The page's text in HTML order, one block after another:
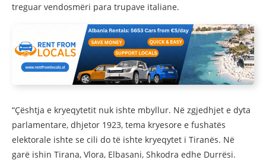
treguar vendosmëri para trupave italiane.
“Çështja e kryeqytetit nuk ishte mbyllur. Në zgjedhjet e dyta
parlamentare, dhjetor 1923, tema kryesore e fushatës
elektorale ishte se cili do të ishte kryeqytet i Tiranës. Në
garë ishin Tirana, Vlora, Elbasani, Shkodra edhe Durrësi.